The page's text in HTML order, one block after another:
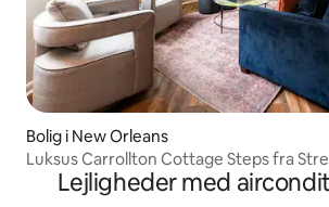
Bolig i New Orleans
Luksus Carrollton Cottage Steps fra
Lejligheder med